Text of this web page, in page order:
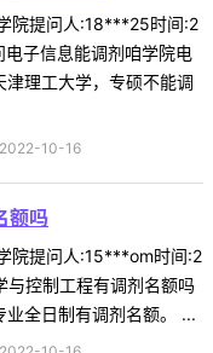
院提问人:18***25时间:2
子信息能调剂咱学院电
理工大学，专硕不能调
2022-10-16
额吗
院提问人:15***om时间:2
控制工程有调剂名额吗
全日制有调剂名额。 ...